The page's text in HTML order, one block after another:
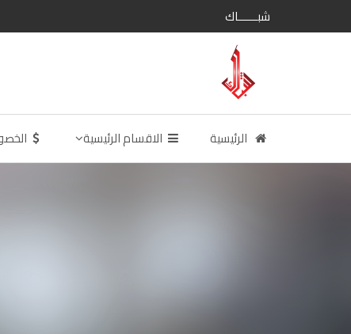
شبــــــاك
الرئيسية الاقسام الرئيسية